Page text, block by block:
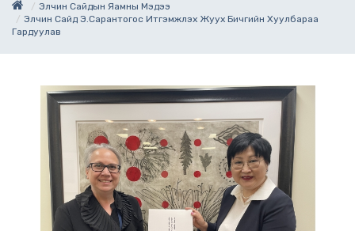
Элчин Сайдын Яамны Мэдээ
Элчин Сайд Э.Сарантогос Итгэмжлэх Жуух Бичгийн Хуулбараа
Гардуулав